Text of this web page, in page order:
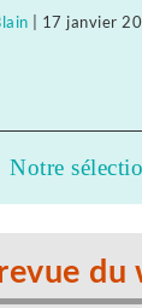
17 janvier
Notre
du